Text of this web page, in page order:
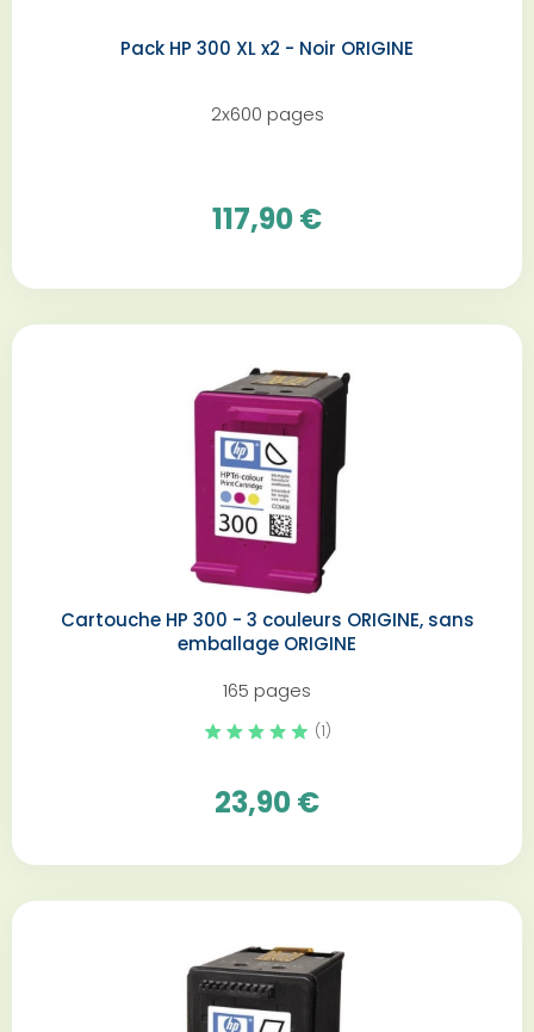
Pack HP 300 XL x2 - Noir ORIGINE
2x600 pages
117,90 €
Cartouche HP 300 - 3 couleurs ORIGINE, sans
emballage ORIGINE
165 pages
(1)
23,90 €